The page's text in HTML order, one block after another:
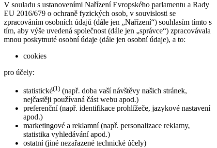
V souladu s ustanoveními Nařízení Evropského parlamentu a Rady
EU 2016/679 o ochraně fyzických osob, v souvislosti se
zpracováním osobních údajů (dále jen „Nařízení“) souhlasím tímto s
tím, aby výše uvedená společnost (dále jen „správce“) zpracovávala
mnou poskytnuté osobní údaje (dále jen osobní údaje), a to:
cookies
pro účely:
statistické(1) (např. doba vaší návštěvy našich stránek,
nejčastěji používaná část webu apod.)
preferenční (např. identifikace prohlížeče, jazykové nastavení
apod.)
marketingové a reklamní (např. personalizace reklamy,
statistika vyhledávání apod.)
ostatní (jiné nezařazené technické účely)